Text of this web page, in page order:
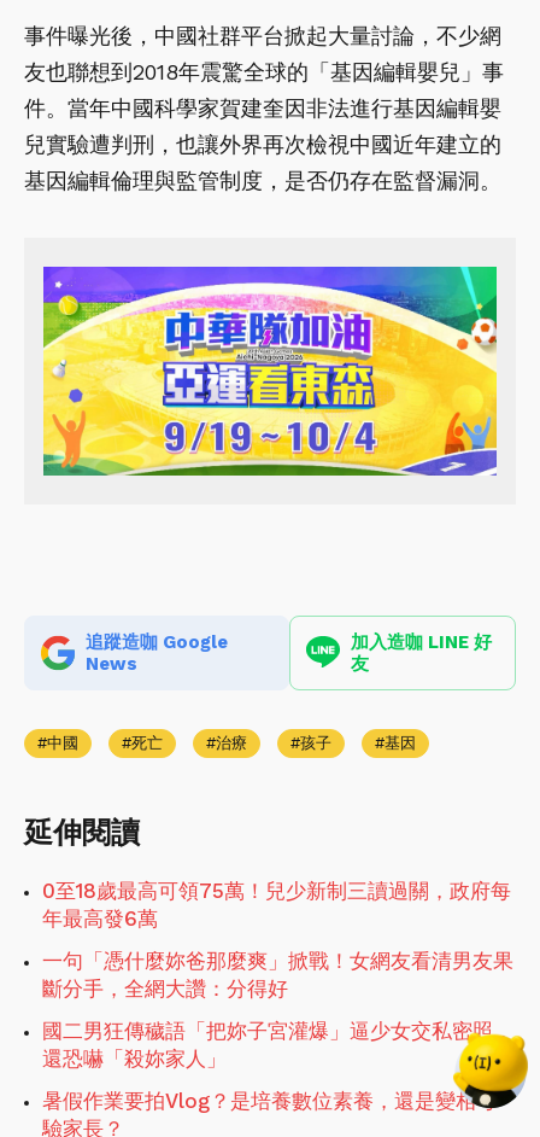
事件曝光後，中國社群平台掀起大量討論，不少網
友也聯想到2018年震驚全球的「基因編輯嬰兒」事
件。當年中國科學家賀建奎因非法進行基因編輯嬰
兒實驗遭判刑，也讓外界再次檢視中國近年建立的
基因編輯倫理與監管制度，是否仍存在監督漏洞。
追蹤造咖 Google
News
加入造咖 LINE 好
友
中國 死亡 治療 孩子 基因
延伸閱讀
0至18歲最高可領75萬！兒少新制三讀過關，政府每
年最高發6萬
一句「憑什麼妳爸那麼爽」掀戰！女網友看清男友果
斷分手，全網大讚：分得好
國二男狂傳穢語「把妳子宮灌爆」逼少女交私密照，
還恐嚇「殺妳家人」
暑假作業要拍Vlog？是培養數位素養，還是變相考
驗家長？